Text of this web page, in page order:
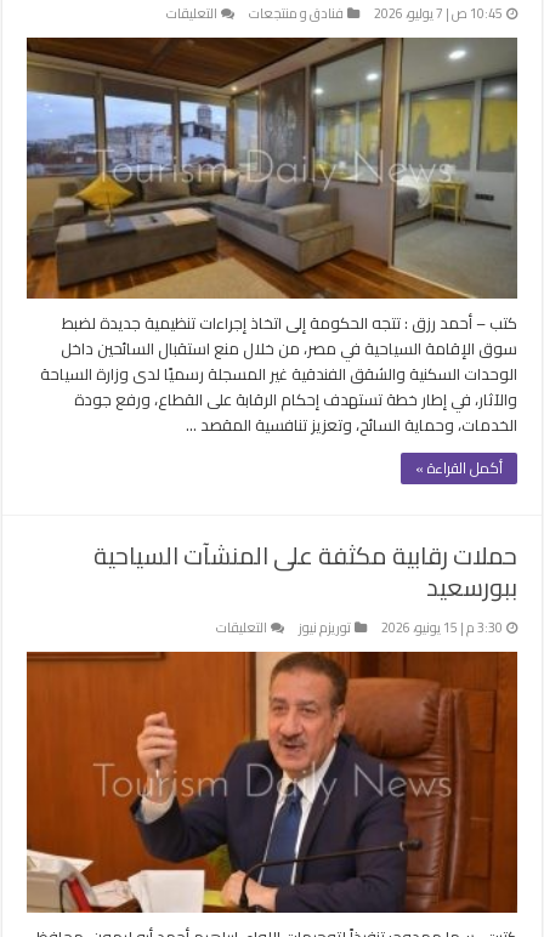
10:45 ص | 7 يوليو، 2026 فنادق و منتجعات التعليقات
إجراءات
تنظيمية
جديدة
للرقابة
على
الشقق
الفندقية
وضبط
سوق
الإقامة
بمصر
مغلقة
كتب – أحمد رزق : تتجه الحكومة إلى اتخاذ إجراءات تنظيمية جديدة لضبط
سوق الإقامة السياحية في مصر، من خلال منع استقبال السائحين داخل
الوحدات السكنية والشقق الفندقية غير المسجلة رسميًا لدى وزارة السياحة
والآثار، في إطار خطة تستهدف إحكام الرقابة على القطاع، ورفع جودة
الخدمات، وحماية السائح، وتعزيز تنافسية المقصد …
أكمل القراءة »
حملات رقابية مكثفة على المنشآت السياحية
ببورسعيد
3:30 م | 15 يونيو، 2026 توريزم نيوز التعليقات
حملات
المنشآت
السياحية
ببورسعيد
مغلقة